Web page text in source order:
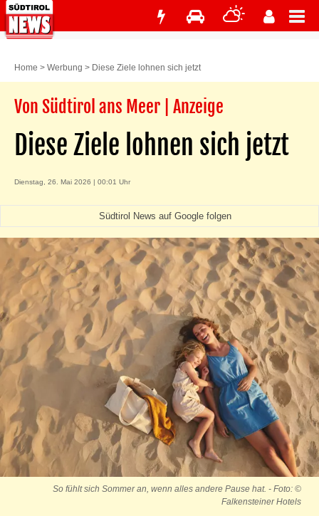
Home > Werbung > Diese Ziele lohnen sich jetzt
Von Südtirol ans Meer | Anzeige
Diese Ziele lohnen sich jetzt
Dienstag, 26. Mai 2026 | 00:01 Uhr
Südtirol News auf Google folgen
So fühlt sich Sommer an, wenn alles andere Pause hat. - Foto: ©
Falkensteiner Hotels